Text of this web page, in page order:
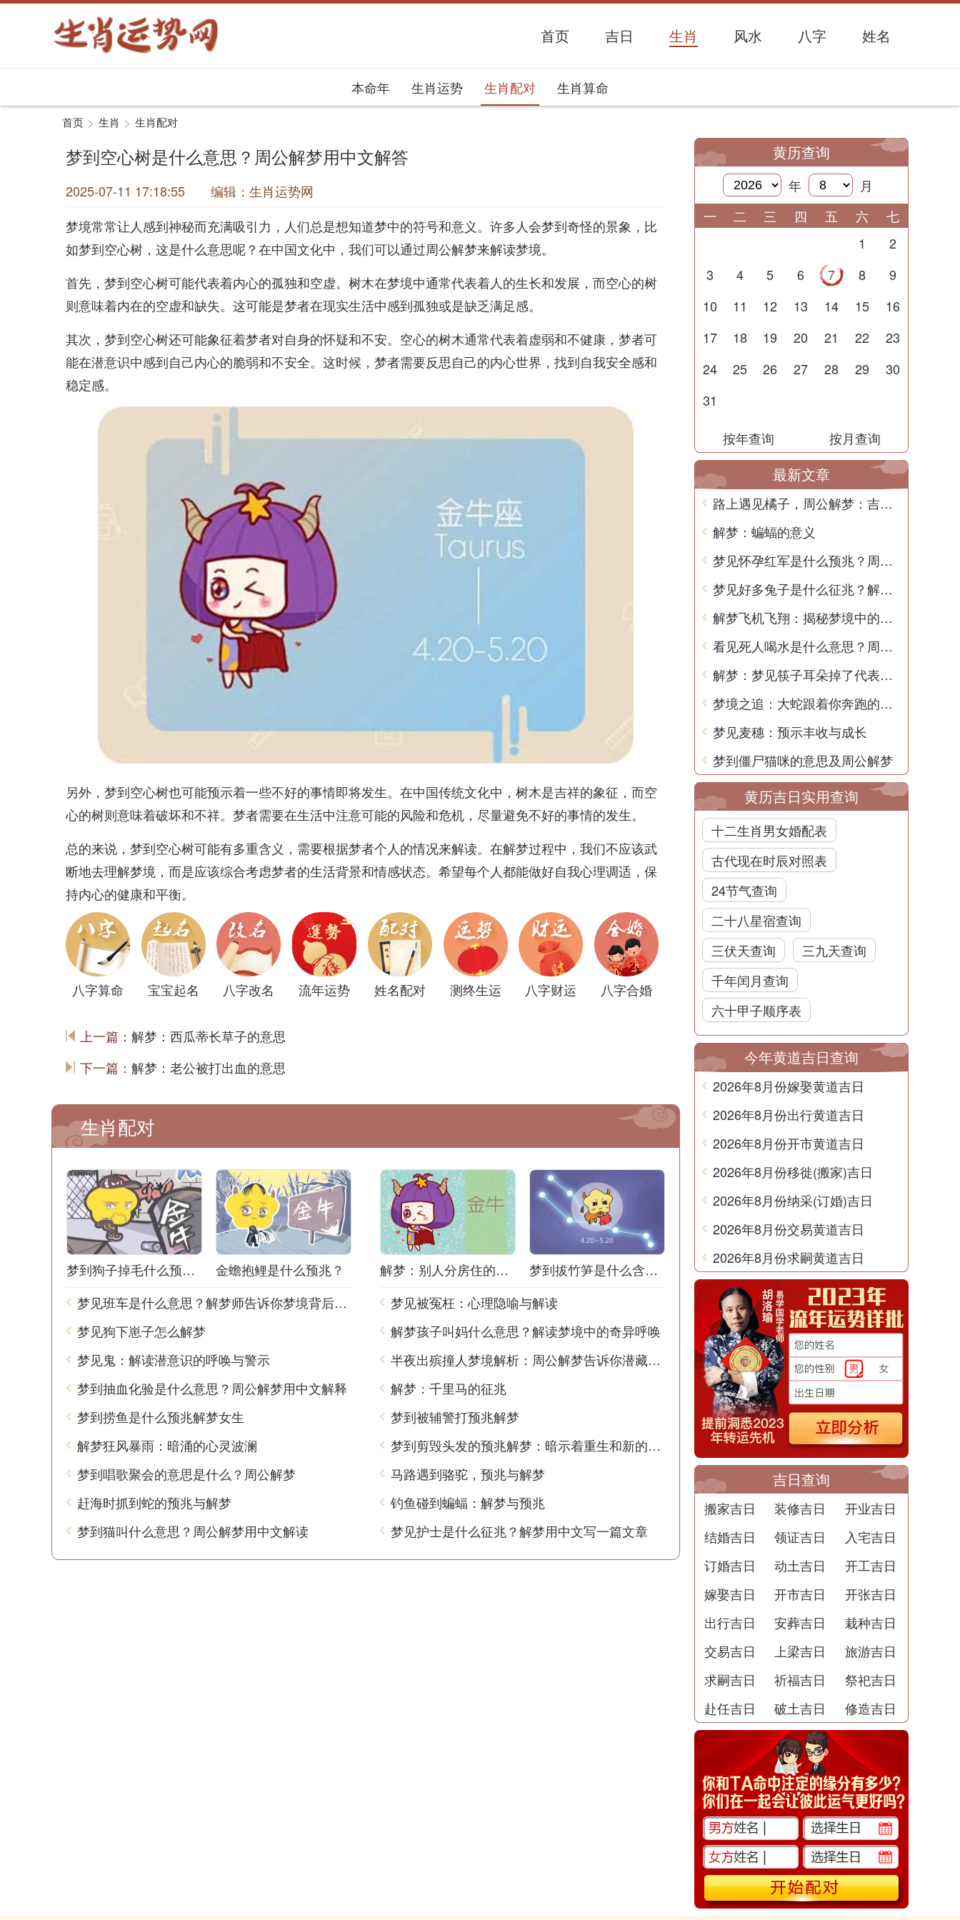
首页 吉日 生肖 风水 八字 姓名
本命年 生肖运势 生肖配对 生肖算命
首页 > 生肖 > 生肖配对
梦到空心树是什么意思？周公解梦用中文解答
2025-07-11 17:18:55 编辑：生肖运势网
梦境常常让人感到神秘而充满吸引力，人们总是想知道梦中的符号和意义。许多人会梦到奇怪的景象，比
如梦到空心树，这是什么意思呢？在中国文化中，我们可以通过周公解梦来解读梦境。
首先，梦到空心树可能代表着内心的孤独和空虚。树木在梦境中通常代表着人的生长和发展，而空心的树
则意味着内在的空虚和缺失。这可能是梦者在现实生活中感到孤独或是缺乏满足感。
其次，梦到空心树还可能象征着梦者对自身的怀疑和不安。空心的树木通常代表着虚弱和不健康，梦者可
能在潜意识中感到自己内心的脆弱和不安全。这时候，梦者需要反思自己的内心世界，找到自我安全感和
稳定感。
另外，梦到空心树也可能预示着一些不好的事情即将发生。在中国传统文化中，树木是吉祥的象征，而空
心的树则意味着破坏和不祥。梦者需要在生活中注意可能的风险和危机，尽量避免不好的事情的发生。
总的来说，梦到空心树可能有多重含义，需要根据梦者个人的情况来解读。在解梦过程中，我们不应该武
断地去理解梦境，而是应该综合考虑梦者的生活背景和情感状态。希望每个人都能做好自我心理调适，保
持内心的健康和平衡。
八字算命 宝宝起名 八字改名 流年运势 姓名配对 测终生运 八字财运 八字合婚
上一篇： 解梦：西瓜蒂长草子的意思
下一篇： 解梦：老公被打出血的意思
生肖配对
梦到狗子掉毛什么预兆解梦
金蟾抱鲤是什么预兆？
梦见班车是什么意思？解梦师告诉你梦境背后的含义
梦见狗下崽子怎么解梦
梦见鬼：解读潜意识的呼唤与警示
梦到抽血化验是什么意思？周公解梦用中文解释
梦到捞鱼是什么预兆解梦女生
解梦狂风暴雨：暗涌的心灵波澜
梦到唱歌聚会的意思是什么？周公解梦
赶海时抓到蛇的预兆与解梦
梦到猫叫什么意思？周公解梦用中文解读
解梦：别人分房住的含义
梦到拔竹笋是什么含义？解梦用中文写一篇文章
梦见被冤枉：心理隐喻与解读
解梦孩子叫妈什么意思？解读梦境中的奇异呼唤
半夜出殡撞人梦境解析：周公解梦告诉你潜藏的含义
解梦：千里马的征兆
梦到被辅警打预兆解梦
梦到剪毁头发的预兆解梦：暗示着重生和新的开始
马路遇到骆驼，预兆与解梦
钓鱼碰到蝙蝠：解梦与预兆
梦见护士是什么征兆？解梦用中文写一篇文章
黄历查询
年
月
一
二 三 四 五 六
七
1
2
3
4 5 6 7 8
9
10
11 12 13 14 15
16
17
18 19 20 21 22
23
24
25 26 27 28 29
30
31
按年查询 按月查询
最新文章
路上遇见橘子，周公解梦：吉祥如意，幸福美满
解梦：蝙蝠的意义
梦见怀孕红军是什么预兆？周公解梦解析
梦见好多兔子是什么征兆？解梦师告诉你真相！
解梦飞机飞翔：揭秘梦境中的高空之旅
看见死人喝水是什么意思？周公解梦告诉你
解梦：梦见筷子耳朵掉了代表什么？
梦境之追：大蛇跟着你奔跑的含义
梦见麦穗：预示丰收与成长
梦到僵尸猫咪的意思及周公解梦
黄历吉日实用查询
十二生肖男女婚配表
古代现在时辰对照表
24节气查询
二十八星宿查询
三伏天查询
三九天查询
千年闰月查询
六十甲子顺序表
今年黄道吉日查询
2026年8月份嫁娶黄道吉日
2026年8月份出行黄道吉日
2026年8月份开市黄道吉日
2026年8月份移徙(搬家)吉日
2026年8月份纳采(订婚)吉日
2026年8月份交易黄道吉日
2026年8月份求嗣黄道吉日
吉日查询
搬家吉日 装修吉日
开业吉日
结婚吉日
领证吉日
入宅吉日
订婚吉日
动土吉日
开工吉日
嫁娶吉日
开市吉日
开张吉日
出行吉日
安葬吉日
栽种吉日
交易吉日
上梁吉日
旅游吉日
求嗣吉日
祈福吉日
祭祀吉日
赴任吉日
破土吉日 修造吉日